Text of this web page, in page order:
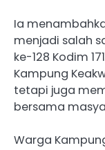
Ia
menjadi salah
ke-128 Kodim
Kampung
tetapi juga
bersama
Warga